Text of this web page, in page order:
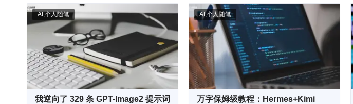
AI,个人随笔
我逆向了 329 条 GPT-Image2 提示词
AI,个人随笔
万字保姆级教程：Hermes+Kimi